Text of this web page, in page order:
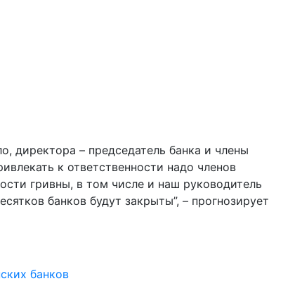
директора – председатель банка и члены
к ответственности надо членов
гривны, в том числе и наш руководитель
банков будут закрыты”, – прогнозирует
банков